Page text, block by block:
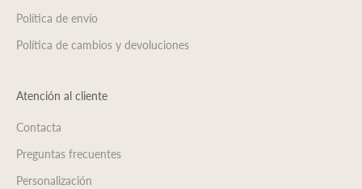
Política de envío
Política de cambios y devoluciones
Atención al cliente
Contacta
Preguntas frecuentes
Personalización